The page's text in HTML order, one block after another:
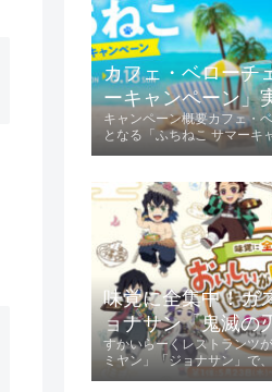
カフェ・ベローチ
ーキャンペーン」
日～8月18日
キャンペーン概要カフェ・
となる「ふちねこ サマーキ
ントされます。キャンペー
味覚に全集中！ガ
ョナサン「鬼滅の
ー発売 2024年5月
日 第2弾
すかいらーくレストランツ
ミヤン」「ジョナサン」で